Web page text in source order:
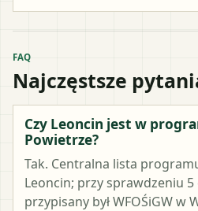
FAQ
Najczęstsze
Czy Leoncin jest w
Powietrze?
Tak. Centralna lista
Leoncin; przy sprawdzeniu 5
przypisany był WFOŚiGW w